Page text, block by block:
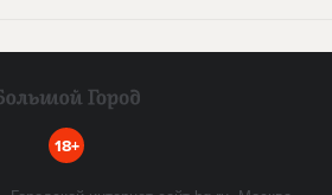
18+